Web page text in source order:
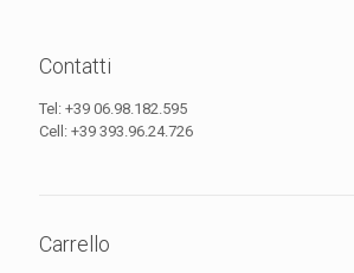
Contatti
Tel: +39 06.98.182.595
Cell: +39 393.96.24.726
Carrello